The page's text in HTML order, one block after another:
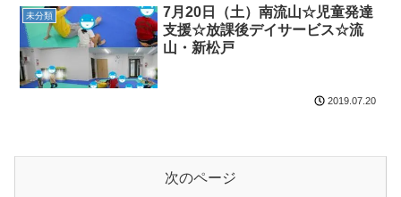
未分類
7月20日（土）南流山☆児童発達
支援☆放課後デイサービス☆流
山・新松戸
2019.07.20
次のページ